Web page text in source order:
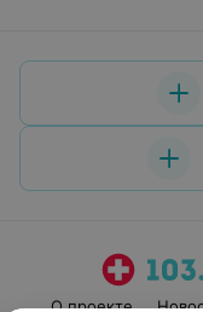
О проекте